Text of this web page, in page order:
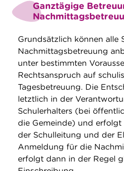
Ganztägige
Grundsätzlich können alle
Nachmittagsbetreuung
unter bestimmten
Rechtsanspruch auf
Tagesbetreuung. Die
letztlich in der
Schulerhalters (bei
die Gemeinde) und
der Schulleitung und der
Anmeldung für die
erfolgt dann in der Regel